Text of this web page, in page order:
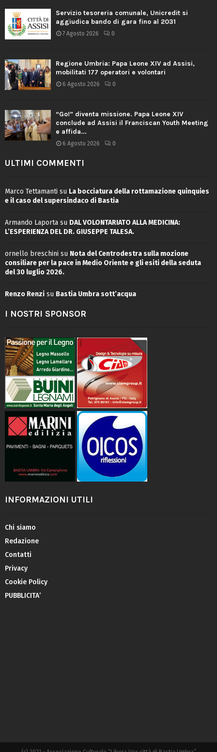
Servizio tesoreria comunale, Unicredit si
aggiudica bando di gara fino al 2031
7 Agosto 2026 0
Regione Umbria: Papa Leone XIV ad Assisi,
mobilitati 177 operatori e volontari
6 Agosto 2026 0
“Go!” diventa missione. Papa Leone XIV
conclude ad Assisi il Franciscan Youth Meeting
e affida...
6 Agosto 2026 0
ULTIMI COMMENTI
Marco Tettamanti su La bocciatura della rottamazione quinquies
e il caso del supersindaco di Bastia
Armando Laporta su DAL VOLONTARIATO ALLA MEDICINA:
L’ESPERIENZA DEL DR. GIUSEPPE TALESA.
ornello breschini su Nota del Centrodestra sulla mozione
consiliare per la pace in Medio Oriente e gli esiti della seduta
del 30 luglio 2026.
Renzo Renzi su Bastia Umbra sott’acqua
I NOSTRI SPONSOR
INFORMAZIONI UTILI
Chi siamo
Redazione
Contatti
Privacy
Cookie Policy
PUBBLICITA’